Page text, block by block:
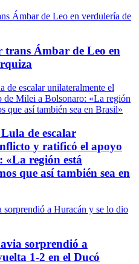
trans Ámbar de Leo en
de escalar
y ratificó el apoyo
«La región está
que así también sea en
sorprendió a
1-2 en el Ducó